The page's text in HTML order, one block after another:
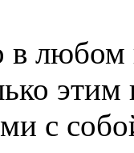
в любом
с